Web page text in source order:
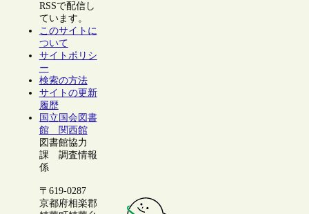
RSSで配信し
ています。
このサイトに
ついて
サイトポリシ
ー
検索の方法
サイトの更新
履歴
国立国会図書
館 関西館
図書館協力
課 調査情報
係
〒619-0287
京都府相楽郡